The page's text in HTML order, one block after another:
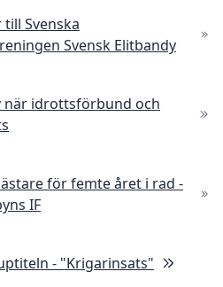
Svenska
Svensk Elitbandy
när idrottsförbund och
för femte året i rad -
IF
- "Krigarinsats"